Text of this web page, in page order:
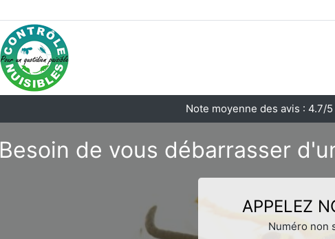
Note moyenne des avis : 4.7/5
Besoin de vous débarrasser
APPELEZ
Numéro non